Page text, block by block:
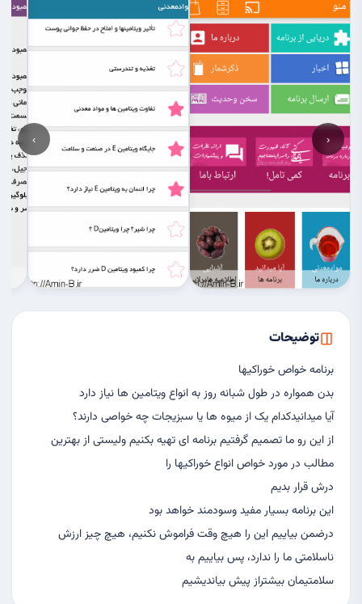
‹
›
توضیحات
برنامه خواص خوراکیها
بدن همواره در طول شبانه روز به انواع ویتامین ها نیاز دارد
آیا میدانیدکدام یک از میوه ها یا سبزیجات چه خواصی دارند؟
از این رو ما تصمیم گرفتیم برنامه ای تهیه بکنیم ولیستی از بهترین
مطالب در مورد خواص انواع خوراکیها را
درش قرار بدیم
این برنامه بسیار مفید وسودمند خواهد بود
درضمن بیاییم این را هیچ وقت فراموش نکنیم، هیچ چیز ارزش
ناسلامتی ما را ندارد، پس بیاییم به
سلامتیمان بیشتراز پیش بیاندیشیم